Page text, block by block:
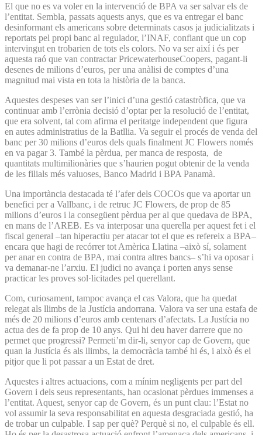
El que no es va voler en la intervenció de BPA va ser salvar els de
l’entitat. Sembla, passats aquests anys, que es va entregar el banc
desinformant els americans sobre determinats casos ja judicialitzats i
reportats pel propi banc al regulador, l’INAF, confiant que un cop
intervingut en trobarien de tots els colors. No va ser així i és per
aquesta raó que van contractar PricewaterhouseCoopers, pagant-li
desenes de milions d’euros, per una anàlisi de comptes d’una
magnitud mai vista en tota la història de la banca.
Aquestes despeses van ser l’inici d’una gestió catastròfica, que va
continuar amb l’errònia decisió d’optar per la resolució de l’entitat,
que era solvent, tal com afirma el peritatge independent que figura
en autes administratius de la Batllia. Va seguir el procés de venda del
banc per 30 milions d’euros dels quals finalment JC Flowers només
en va pagar 3. També la pèrdua, per manca de resposta, de
quantitats multimilionàries que s’haurien pogut obtenir de la venda
de les filials més valuoses, Banco Madrid i BPA Panamà.
Una importància destacada té l’afer dels COCOs que va aportar un
benefici per a Vallbanc, i de retruc JC Flowers, de prop de 85
milions d’euros i la consegüent pèrdua per al que quedava de BPA,
en mans de l’AREB. Es va interposar una querella per aquest fet i el
fiscal general –tan hiperactiu per atacar tot el que es refereix a BPA–
encara que hagi de recórrer tot Amèrica Llatina –això sí, solament
per anar en contra de BPA, mai contra altres bancs– s’hi va oposar i
va demanar-ne l’arxiu. El judici no avança i porten anys sense
practicar les proves sol·licitades pel querellant.
Com, curiosament, tampoc avança el cas Valora, que ha quedat
relegat als llimbs de la Justícia andorrana. Valora va ser una estafa de
més de 20 milions d’euros amb centenars d’afectats. La Justícia no
actua des de fa prop de 10 anys. Qui hi deu haver darrere que no
permet que progressi? Permeti’m dir-li, senyor cap de Govern, que
quan la Justícia és als llimbs, la democràcia també hi és, i això és el
pitjor que li pot passar a un Estat de dret.
Aquestes i altres actuacions, com a mínim negligents per part del
Govern i dels seus representants, han ocasionat pèrdues immenses a
l’entitat. Aquest, senyor cap de Govern, és un punt clau: l’Estat no
vol assumir la seva responsabilitat en aquesta desgraciada gestió, ha
de trobar un culpable. I sap per què? Perquè si no, el culpable és ell.